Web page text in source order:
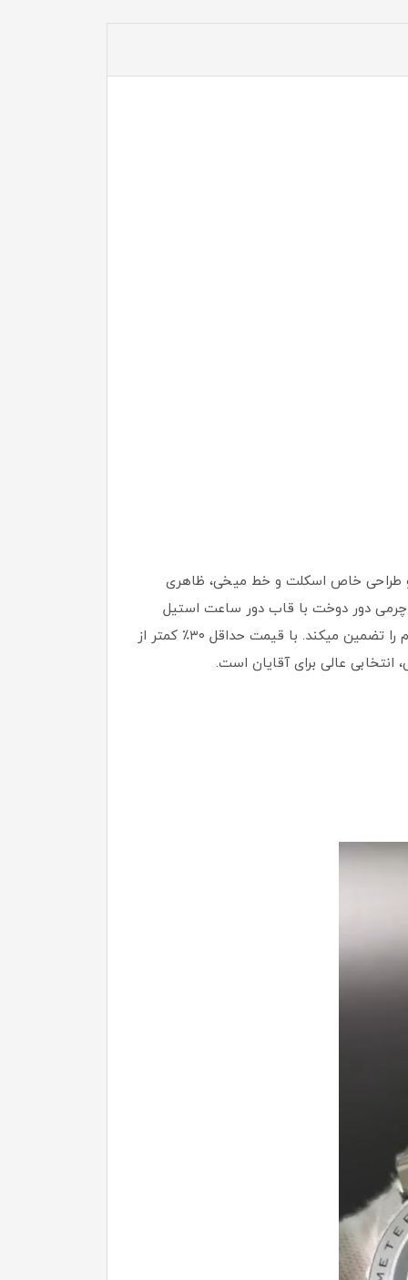
و طراحی خاص اسکلت و خط میخی، ظاهری
چرمی دور دوخت با قاب دور ساعت استیل
روکش کربن، ترکیبی از زیبایی و دوام را ارائه میدهد. بند ضد حساسیت پوستی و قفل سوزنی کمربندی، راحتی و استحکام را تضمین میکند. با قیمت حداقل ۳۰٪ کمتر از
عالی برای آقایان است.